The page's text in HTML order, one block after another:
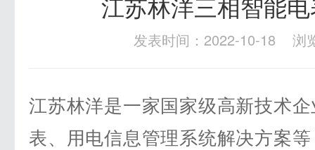
发表时间：2022-10-18 浏
江苏林洋是一家国家级高新技术
表、用电信息管理系统解决方案